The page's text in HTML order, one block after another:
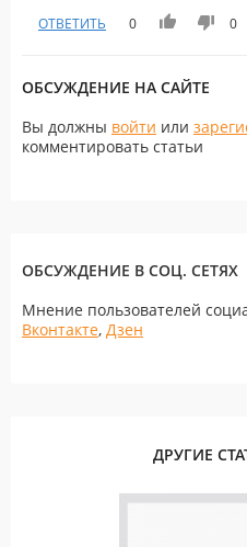
ОТВЕТИТЬ 0 0
ОБСУЖДЕНИЕ НА САЙТЕ
Вы должны войти или
комментировать статьи
ОБСУЖДЕНИЕ В СОЦ. СЕТЯХ
Мнение пользователей
Вконтакте, Дзен
ДРУГИЕ